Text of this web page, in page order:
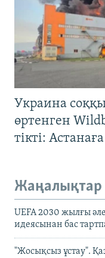
Украина
өртенген
тікті:
Жаңалықтар
UEFA 2030 жылғы
идеясынан бас
"Жосықсыз ұстау".